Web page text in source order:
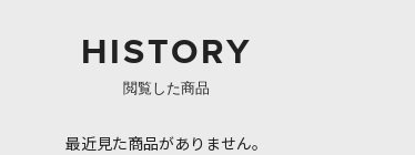
HISTORY
閲覧した商品
最近見た商品がありません。